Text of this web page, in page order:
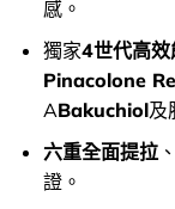
感。
獨家4世代高
Pinacolone
ABakuchiol及
六重全面提拉、
證。